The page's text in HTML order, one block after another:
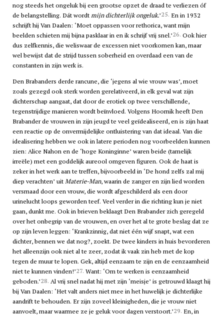
nog steeds het ongeluk bij een grootse opzet de draad te verliezen óf
de belangstelling. Dát wordtmijn dichterlijk ongeluk.’25. En in 1932
schrijft hij Van Daalen: ‘Moet oppassen voor rethorica, want mijn
beelden schieten mij bijna pasklaar in en ik schrijf vrij snel.’26. Ook hier
dus zelfkennis, die weliswaar de excessen niet voorkomen kan, maar
wel bewijst dat de strijd tussen soberheid en overdaad een van de
constanten in zijn werk is.
Den Brabanders derde rancune, die ‘jegens al wie vrouw was’, moet
zoals gezegd ook sterk worden gerelativeerd, in elk geval wat zijn
dichterschap aangaat, dat door de erotiek op twee verschillende,
tegenstrijdige manieren wordt beïnvloed. Volgens Hoornik heeft Den
Brabander de vrouwen in zijn jeugd te veel geïdealiseerd, en is zijn haat
een reactie op de onvermijdelijke ontluistering van dat ideaal. Van die
idealisering hebben we ook in latere perioden nog voorbeelden kunnen
zien: Alice Nahon en de ‘hoge Koninginne’ waren beide (tamelijk
irreële) met een goddelijk aureool omgeven figuren. Ook de haat is
zeker in het werk aan te treffen, bijvoorbeeld in ‘De hond zelfs zal mij
diep verachten’ uitMaterie-Man, waarin de zanger en zijn lied worden
versmaad door een vrouw, die wordt afgeschilderd als een door
urinelucht loops geworden teef. Veel verder in die richting kun je niet
gaan, dunkt me. Ook in brieven beklaagt Den Brabander zich geregeld
over het onbegrip van de vrouwen, en over het al te grote beslag dat ze
op zijn leven leggen: ‘Krankzinnig, dat niet één wijf snapt, wat een
dichter, bennen we dat nog?, zoekt. De twee kinders in huis bevorderen
het alleenzijn ook niet al te zeer, zodat ik vaak zin heb met de kop
tegen de muur te lopen. Gek, altijd eenzaam te zijn en de eenzaamheid
niet te kunnen vinden!’27. Want: ‘Om te werken is eenzaamheid
geboden.’28. Al vrij snel nadat hij met zijn ‘meisje’ is getrouwd klaagt hij
bij Van Daalen: ‘Het valt anders niet mee in het huwelijk je dichterlijke
aandrift te behouden. Er zijn zoveel kleinigheden, die je vrouw niet
aanvoelt, maar waarmee ze je geluk voor dagen verstoort.’29. En, in